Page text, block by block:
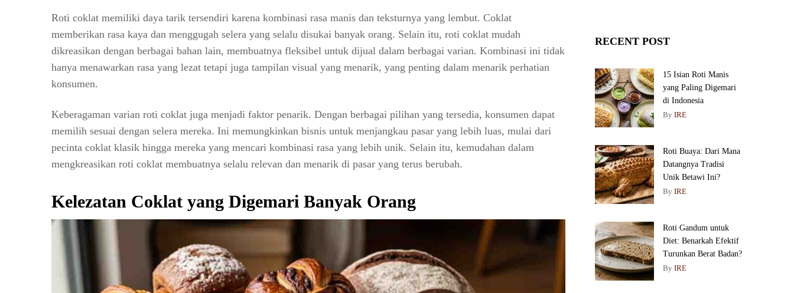
Roti coklat memiliki daya tarik tersendiri karena kombinasi rasa manis dan teksturnya yang lembut. Coklat
memberikan rasa kaya dan menggugah selera yang selalu disukai banyak orang. Selain itu, roti coklat mudah
dikreasikan dengan berbagai bahan lain, membuatnya fleksibel untuk dijual dalam berbagai varian. Kombinasi ini tidak
hanya menawarkan rasa yang lezat tetapi juga tampilan visual yang menarik, yang penting dalam menarik perhatian
konsumen.
Keberagaman varian roti coklat juga menjadi faktor penarik. Dengan berbagai pilihan yang tersedia, konsumen dapat
memilih sesuai dengan selera mereka. Ini memungkinkan bisnis untuk menjangkau pasar yang lebih luas, mulai dari
pecinta coklat klasik hingga mereka yang mencari kombinasi rasa yang lebih unik. Selain itu, kemudahan dalam
mengkreasikan roti coklat membuatnya selalu relevan dan menarik di pasar yang terus berubah.
Kelezatan Coklat yang Digemari Banyak Orang
RECENT POST
15 Isian Roti Manis
yang Paling Digemari
di Indonesia
By IRE
Roti Buaya: Dari Mana
Datangnya Tradisi
Unik Betawi Ini?
By IRE
Roti Gandum untuk
Diet: Benarkah Efektif
Turunkan Berat Badan?
By IRE